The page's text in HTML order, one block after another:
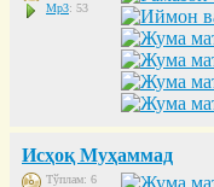
Mp3: 53
Исҳоқ Муҳаммад
Тўплам: 6